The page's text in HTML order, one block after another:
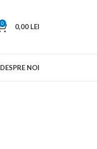
0 0,00 LEI
DESPRE NOI